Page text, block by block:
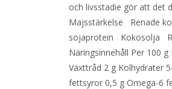
och livsstadie gör att det
Majsstärkelse Renade
sojaprotein Kokosolja
Näringsinnehåll Per 100
Växttråd 2 g Kolhydrater
fettsyror 0,5 g Omega-6